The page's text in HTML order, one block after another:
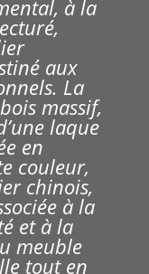
à la
aux
La
massif,
laque
en
couleur,
chinois,
à la
et à la
meuble
tout en